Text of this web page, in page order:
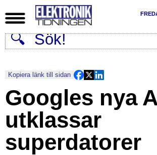
Kopiera länk till sidan
Googles nya
utklassar
superdatorer